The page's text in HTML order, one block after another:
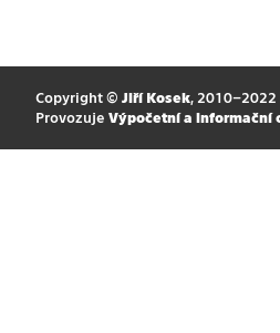
Copyright © Jiří Kosek,
Provozuje Výpočetní a informační